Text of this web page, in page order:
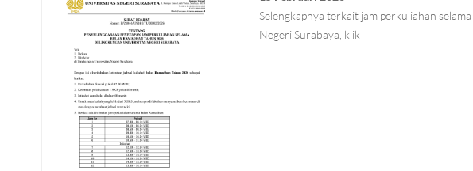
Selengkapnya terkait jam perkuliahan
Negeri Surabaya, klik